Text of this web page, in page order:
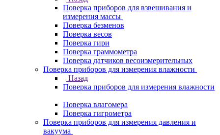
Поверка приборов для взвешивания и
измерения массы
Поверка безменов
Поверка весов
Поверка гири
Поверка граммометра
Поверка датчиков весоизмерительных
Поверка приборов для измерения влажности
Назад
Поверка приборов для измерения влажности
Поверка влагомера
Поверка гигрометра
Поверка приборов для измерения давления и
вакуума